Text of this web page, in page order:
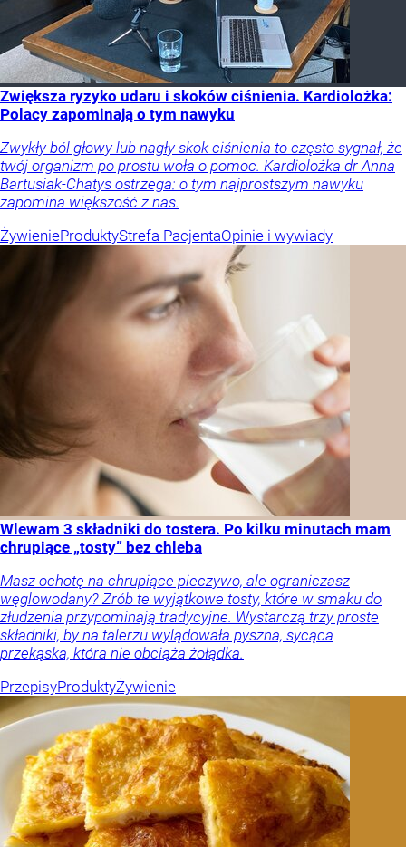
Zwiększa ryzyko udaru i skoków ciśnienia. Kardiolożka:
Polacy zapominają o tym nawyku
Zwykły ból głowy lub nagły skok ciśnienia to często sygnał, że
twój organizm po prostu woła o pomoc. Kardiolożka dr Anna
Bartusiak-Chatys ostrzega: o tym najprostszym nawyku
zapomina większość z nas.
ŻywienieProduktyStrefa PacjentaOpinie i wywiady
Wlewam 3 składniki do tostera. Po kilku minutach mam
chrupiące „tosty” bez chleba
Masz ochotę na chrupiące pieczywo, ale ograniczasz
węglowodany? Zrób te wyjątkowe tosty, które w smaku do
złudzenia przypominają tradycyjne. Wystarczą trzy proste
składniki, by na talerzu wylądowała pyszna, sycąca
przekąska, która nie obciąża żołądka.
PrzepisyProduktyŻywienie